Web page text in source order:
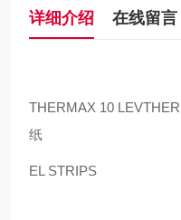
详细介绍 在线留言
THERMAX 10 LEV
纸
EL STRIPS